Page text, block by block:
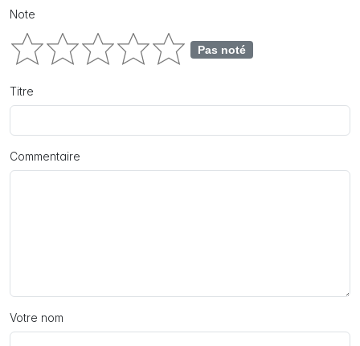
Note
Pas noté
Titre
Commentaire
Votre nom